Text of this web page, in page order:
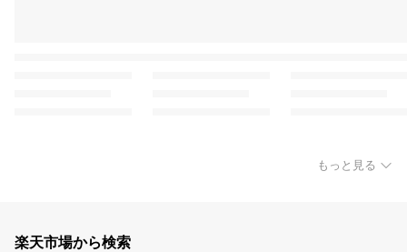
もっと見る
楽天市場から検索